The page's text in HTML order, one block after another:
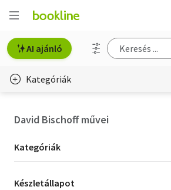
AI ajánló
Kategóriák
Hobbi, szabadidő
David Bischoff művei
Kategória
szűrés
Kategóriák
Készletállapot
Készletállapot